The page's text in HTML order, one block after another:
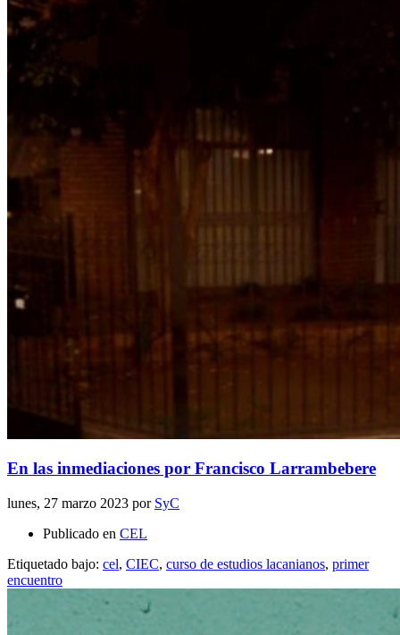
En las inmediaciones por Francisco Larrambebere
lunes, 27 marzo 2023 por SyC
Publicado en CEL
Etiquetado bajo: cel, CIEC, curso de estudios lacanianos, primer
encuentro